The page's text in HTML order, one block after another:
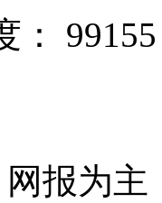
： 99155
报为主